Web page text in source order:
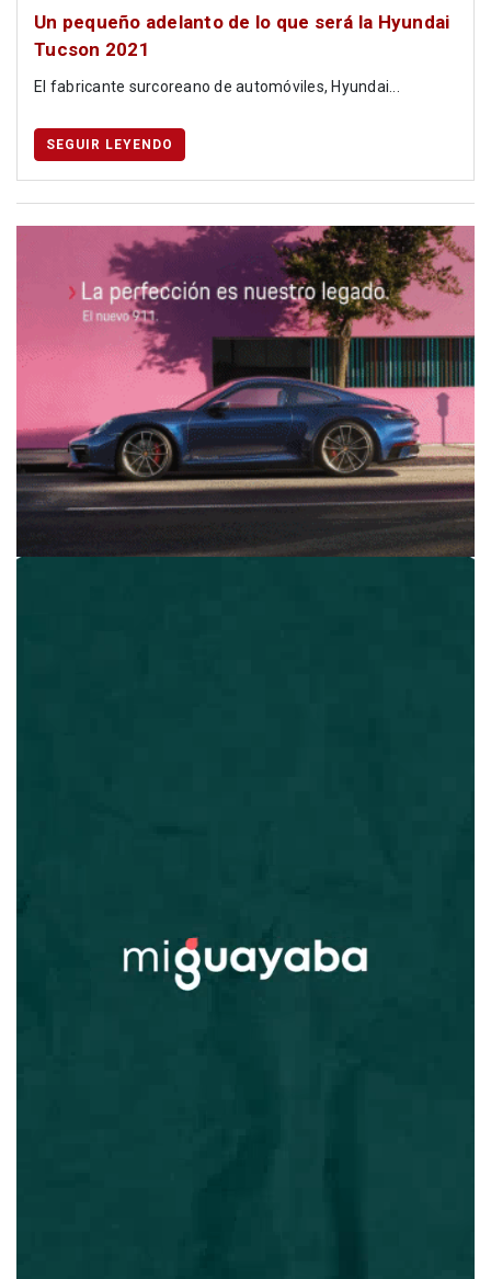
Un pequeño adelanto de lo que será la Hyundai
Tucson 2021
El fabricante surcoreano de automóviles, Hyundai...
SEGUIR LEYENDO